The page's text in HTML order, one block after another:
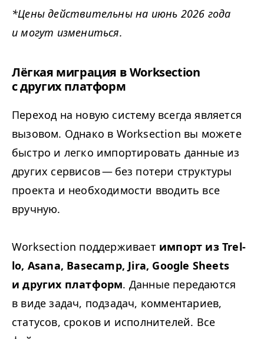
*Цены действительны на июнь 2026 года
и могут измениться.
Лёгкая миграция в Work­sec­tion
с других платформ
Переход на новую систему всегда является
вызовом. Однако в Work­sec­tion вы можете
быстро и легко импортировать данные из
других сервисов — без потери структуры
проекта и необходимости вводить все
вручную.
Work­sec­tion поддерживает импорт из Trel­
lo, Asana, Base­camp, Jira, Google Sheets
и других платформ. Данные передаются
в виде задач, подзадач, комментариев,
статусов, сроков и исполнителей. Все